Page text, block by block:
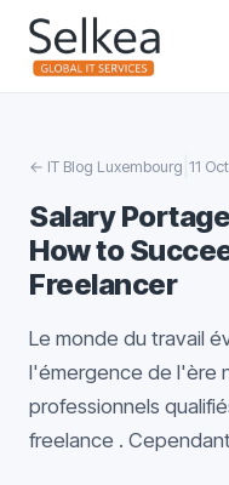
← IT Blog Luxembourg 11
Salary
How to
Freelancer
Le monde du travail
l'émergence de l'ère
professionnels
freelance .